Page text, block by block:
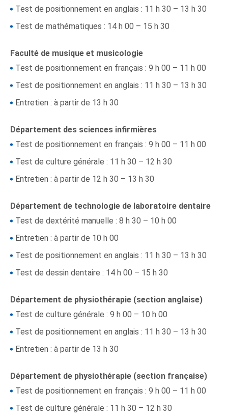
Test de positionnement en anglais : 11 h 30 – 13 h 30
Test de mathématiques : 14 h 00 – 15 h 30
Faculté de musique et musicologie
Test de positionnement en français : 9 h 00 – 11 h 00
Test de positionnement en anglais : 11 h 30 – 13 h 30
Entretien : à partir de 13 h 30
Département des sciences infirmières
Test de positionnement en français : 9 h 00 – 11 h 00
Test de culture générale : 11 h 30 – 12 h 30
Entretien : à partir de 12 h 30 – 13 h 30
Département de technologie de laboratoire dentaire
Test de dextérité manuelle : 8 h 30 – 10 h 00
Entretien : à partir de 10 h 00
Test de positionnement en anglais : 11 h 30 – 13 h 30
Test de dessin dentaire : 14 h 00 – 15 h 30
Département de physiothérapie (section anglaise)
Test de culture générale : 9 h 00 – 10 h 00
Test de positionnement en anglais : 11 h 30 – 13 h 30
Entretien : à partir de 13 h 30
Département de physiothérapie (section française)
Test de positionnement en français : 9 h 00 – 11 h 00
Test de culture générale : 11 h 30 – 12 h 30